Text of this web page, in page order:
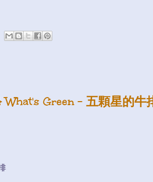
What's Green - 五顆星的牛